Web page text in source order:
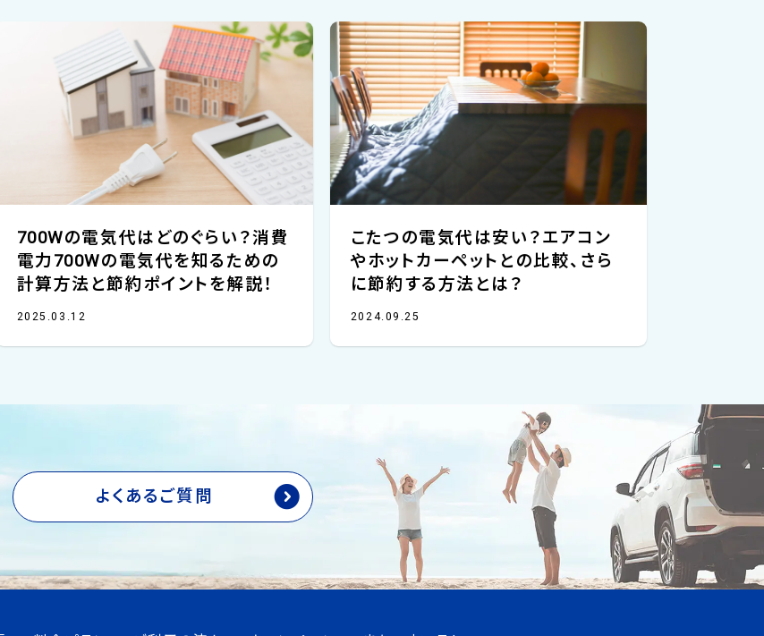
700Wの電気代はどのぐらい？消費
電力700Wの電気代を知るための
計算方法と節約ポイントを解説！
2025.03.12
こたつの電気代は安い？エアコン
やホットカーペットとの比較、さら
に節約する方法とは？
2024.09.25
よくあるご質問